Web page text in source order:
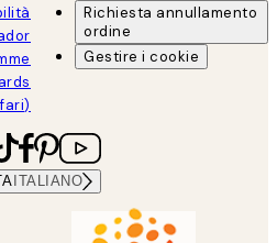
Richiesta annullamento
ordine
Gestire i cookie
ITALIANO